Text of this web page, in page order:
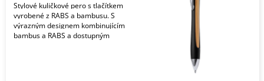
Stylové kuličkové pero s tlačítkem
vyrobené z RABS a bambusu. S
výrazným designem kombinujícím
bambus a RABS a dostupným